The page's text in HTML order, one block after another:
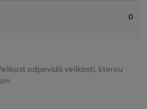
0
odpovídá velikosti, kterou